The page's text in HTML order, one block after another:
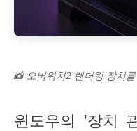
📸 오버워치2 렌더링 장치
윈도우의 '장치